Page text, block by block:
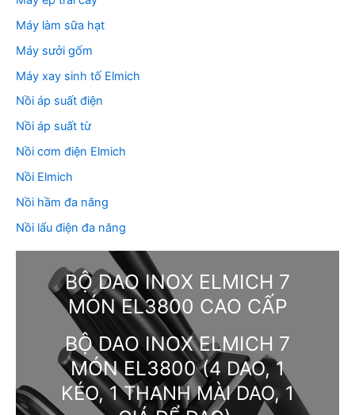
Máy làm sữa hạt
Máy sưởi gốm
Máy xay sinh tố Elmich
Nồi áp suất điện
Nồi áp suất từ
Nồi cơm điện Elmich
Nồi Elmich
Nồi hầm đa năng
Nồi lẩu điện đa năng
BỘ DAO INOX ELMICH 7
MÓN EL3800 CAO CẤP
BỘ DAO INOX ELMICH 7
MÓN EL3800(4 DAO, 1
KÉO, 1 THANH MÀI DAO, 1